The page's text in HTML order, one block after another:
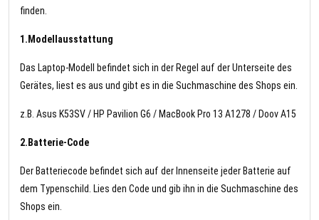
finden.
1.Modellausstattung
Das Laptop-Modell befindet sich in der Regel auf der Unterseite des
Gerätes, liest es aus und gibt es in die Suchmaschine des Shops ein.
z.B. Asus K53SV / HP Pavilion G6 / MacBook Pro 13 A1278 / Doov A15
2.Batterie-Code
Der Batteriecode befindet sich auf der Innenseite jeder Batterie auf
dem Typenschild. Lies den Code und gib ihn in die Suchmaschine des
Shops ein.